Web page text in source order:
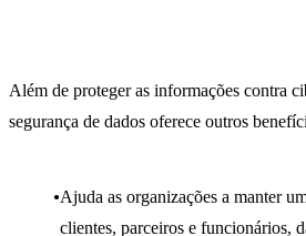
Além de proteger as informações contra
segurança de dados oferece outros
Ajuda as organizações a manter
clientes, parceiros e funcionários,